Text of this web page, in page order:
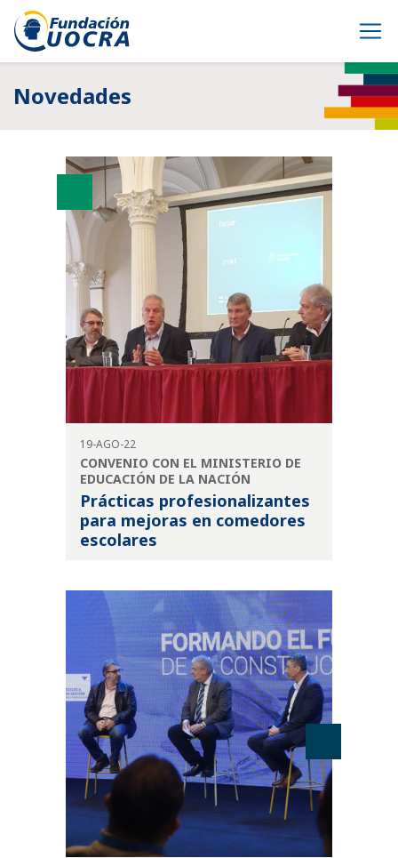
Novedades
19-AGO-22
CONVENIO CON EL MINISTERIO DE
EDUCACIÓN DE LA NACIÓN
Prácticas profesionalizantes
para mejoras en comedores
escolares